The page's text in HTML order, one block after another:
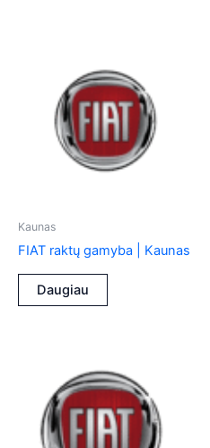
Kaunas
FIAT raktų gamyba | Kaunas
Daugiau